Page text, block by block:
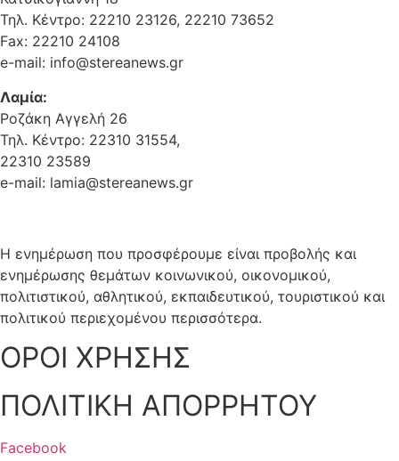
Τηλ. Κέντρο: 22210 23126, 22210 73652
Fax: 22210 24108
e-mail: info@stereanews.gr
Λαμία:
Ροζάκη Αγγελή 26
Τηλ. Κέντρο: 22310 31554,
22310 23589
e-mail: lamia@stereanews.gr
Η ενημέρωση που προσφέρουμε είναι προβολής και
ενημέρωσης θεμάτων κοινωνικού, οικονομικού,
πολιτιστικού, αθλητικού, εκπαιδευτικού, τουριστικού και
πολιτικού περιεχομένου περισσότερα.
ΟΡΟΙ ΧΡΗΣΗΣ
ΠΟΛΙΤΙΚΗ ΑΠΟΡΡΗΤΟΥ
Facebook